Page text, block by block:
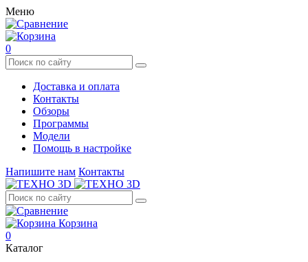
Меню
0
Доставка и оплата
Контакты
Обзоры
Программы
Модели
Помощь в настройке
Напишите нам Контакты
Корзина
0
Каталог